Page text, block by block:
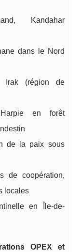
Kandahar
dans le Nord
Irak (région de
en forêt
de la paix sous
de coopération,
locales
en Île-de-
OPEX et